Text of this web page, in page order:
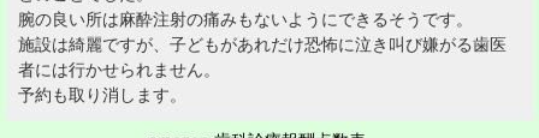
腕の良い所は麻酔注射の痛みもないようにできるそうです。
施設は綺麗ですが、子どもがあれだけ恐怖に泣き叫び嫌がる歯医
者には行かせられません。
予約も取り消します。